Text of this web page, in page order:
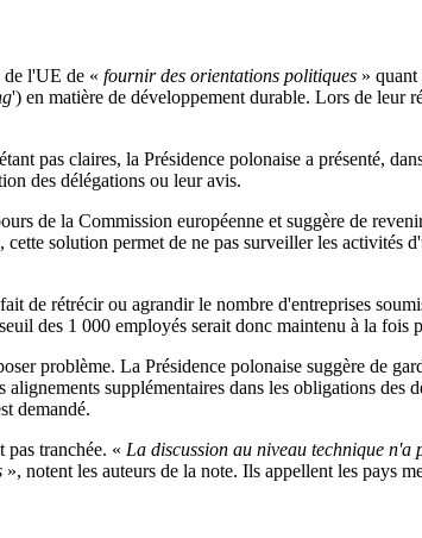
de l'UE de « fournir des orientations politiques » quant
') en matière de développement durable. Lors de leur
pas claires, la Présidence polonaise a présenté,
des délégations ou leur avis.
de la Commission européenne et suggère de
solution permet de ne pas surveiller les activités
de rétrécir ou agrandir le nombre d'entreprises
des 1 000 employés serait donc maintenu à la
problème. La Présidence polonaise suggère de
supplémentaires dans les obligations des
demandé.
tranchée. « La discussion au niveau technique
», notent les auteurs de la note. Ils appellent les pays